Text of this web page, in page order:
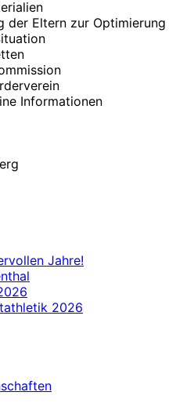
der Eltern zur Optimierung
Informationen
Jahre!
2026